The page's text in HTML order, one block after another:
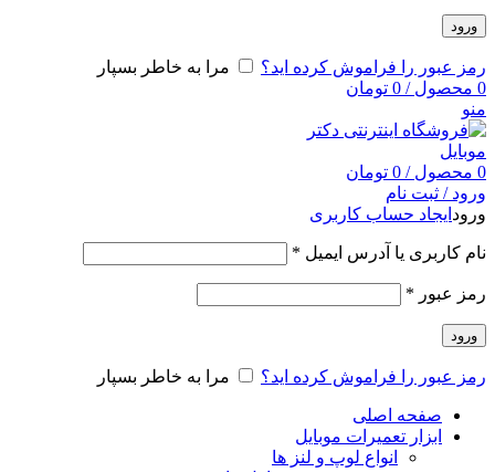
ورود
رمز عبور را فراموش کرده اید؟
مرا به خاطر بسپار
0 محصول /
0 تومان
منو
0 محصول /
0 تومان
ورود / ثبت نام
ورود ایجاد حساب کاربری
نام کاربری یا آدرس ایمیل *
رمز عبور *
ورود
رمز عبور را فراموش کرده اید؟ مرا به خاطر بسپار
صفحه اصلی
ابزار تعمیرات موبایل
انواع لوپ و لنز ها